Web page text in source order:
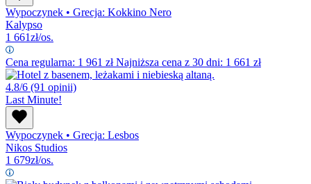
Wypoczynek • Grecja: Kokkino Nero
Kalypso
1 661zł/os.
Cena regularna: 1 961 złNajniższa cena z 30 dni: 1 661 zł
4.8/6 (91 opinii)
Last Minute!
Wypoczynek • Grecja: Lesbos
Nikos Studios
1 679zł/os.